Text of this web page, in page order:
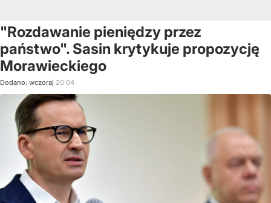
"Rozdawanie pieniędzy przez
państwo". Sasin krytykuje propozycję
Morawieckiego
Dodano: wczoraj 20:04